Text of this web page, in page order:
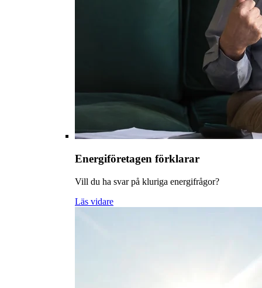
Energiföretagen förklarar
Vill du ha svar på kluriga energifrågor?
Läs vidare